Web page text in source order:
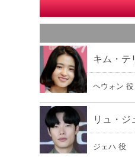
キム・テ
ヘウォン 役
リュ・ジ
ジェハ 役